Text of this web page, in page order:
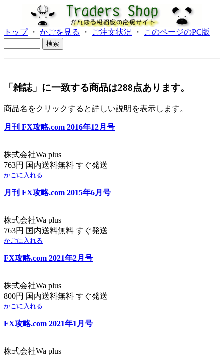
トップ・ かごを見る ・ ご注文状況 ・ このページのPC版
「雑誌」に一致する商品は288点あります。
商品名をクリックすると詳しい説明を表示します。
月刊 FX攻略.com 2016年12月号
株式会社Wa plus
763円 国内送料無料 すぐ発送
かごに入れる
月刊 FX攻略.com 2015年6月号
株式会社Wa plus
763円 国内送料無料 すぐ発送
かごに入れる
FX攻略.com 2021年2月号
株式会社Wa plus
800円 国内送料無料 すぐ発送
かごに入れる
FX攻略.com 2021年1月号
株式会社Wa plus